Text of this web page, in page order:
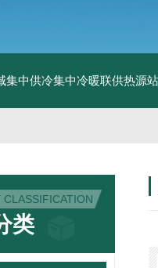
集中供冷集中冷暖联供热源站
CLASSIFICATION
类